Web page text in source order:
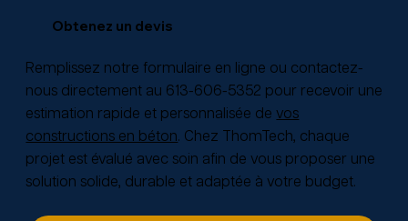
Obtenez un devis
Remplissez notre formulaire en ligne ou contactez-
nous directement au 613-606-5352 pour recevoir une
estimation rapide et personnalisée devos
constructions en béton. Chez ThomTech, chaque
projet est évalué avec soin afin de vous proposer une
solution solide, durable et adaptée à votre budget.